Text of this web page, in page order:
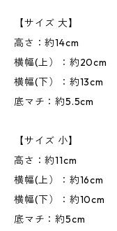
【サイズ 大】
高さ：約14cm
横幅(上）：約20cm
横幅(下）：約13cm
底マチ：約5.5cm
【サイズ 小】
高さ：約11cm
横幅(上）：約16cm
横幅(下）：約10cm
底マチ：約5cm